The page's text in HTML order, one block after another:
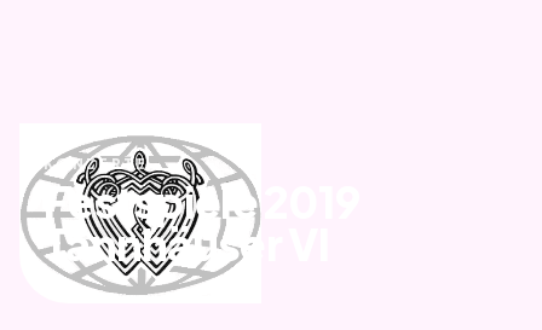
KONZERTE
Festspiele 2019
Tannhäuser VI